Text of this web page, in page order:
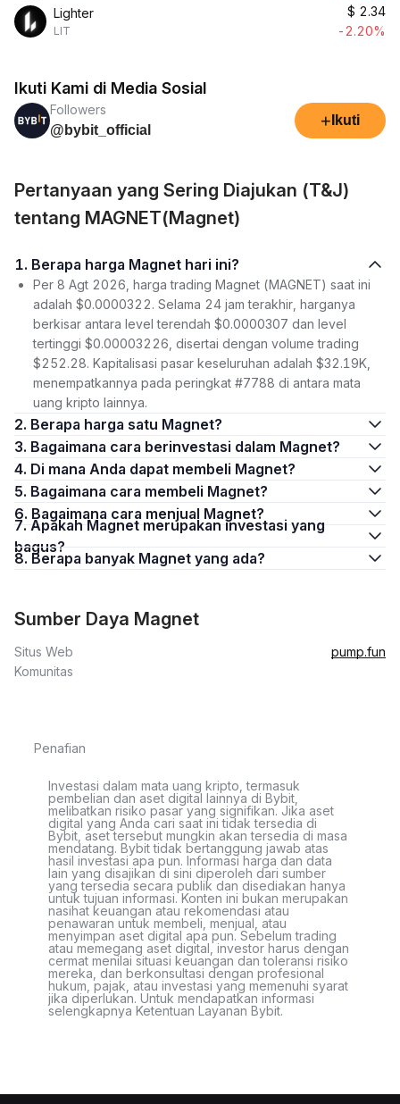
Lighter
LIT
$ 2.34
-2.20%
Ikuti Kami di Media Sosial
Followers
@bybit_official
+ Ikuti
Pertanyaan yang Sering Diajukan (T&J)
tentang MAGNET(Magnet)
1. Berapa harga Magnet hari ini?
Per 8 Agt 2026, harga trading Magnet (MAGNET) saat ini
adalah $0.0000322. Selama 24 jam terakhir, harganya
berkisar antara level terendah $0.0000307 dan level
tertinggi $0.00003226, disertai dengan volume trading
$252.28. Kapitalisasi pasar keseluruhan adalah $32.19K,
menempatkannya pada peringkat #7788 di antara mata
uang kripto lainnya.
2. Berapa harga satu Magnet?
3. Bagaimana cara berinvestasi dalam Magnet?
4. Di mana Anda dapat membeli Magnet?
5. Bagaimana cara membeli Magnet?
6. Bagaimana cara menjual Magnet?
7. Apakah Magnet merupakan investasi yang
bagus?
8. Berapa banyak Magnet yang ada?
Sumber Daya Magnet
Situs Web
pump.fun
Komunitas
Penafian
Investasi dalam mata uang kripto, termasuk
pembelian dan aset digital lainnya di Bybit,
melibatkan risiko pasar yang signifikan. Jika aset
digital yang Anda cari saat ini tidak tersedia di
Bybit, aset tersebut mungkin akan tersedia di masa
mendatang. Bybit tidak bertanggung jawab atas
hasil investasi apa pun. Informasi harga dan data
lain yang disajikan di sini diperoleh dari sumber
yang tersedia secara publik dan disediakan hanya
untuk tujuan informasi. Konten ini bukan merupakan
nasihat keuangan atau rekomendasi atau
penawaran untuk membeli, menjual, atau
menyimpan aset digital apa pun. Sebelum trading
atau memegang aset digital, investor harus dengan
cermat menilai situasi keuangan dan toleransi risiko
mereka, dan berkonsultasi dengan profesional
hukum, pajak, atau investasi yang memenuhi syarat
jika diperlukan. Untuk mendapatkan informasi
selengkapnya Ketentuan Layanan Bybit.